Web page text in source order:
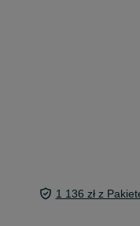
1 136 zł z